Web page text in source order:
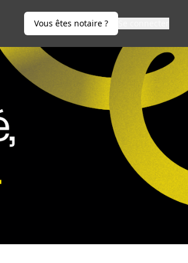
Vous êtes notaire ?